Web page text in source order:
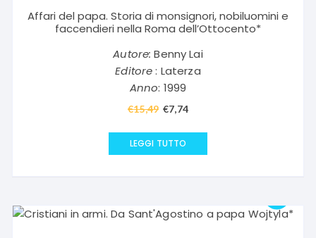
Affari del papa. Storia di monsignori, nobiluomini e
faccendieri nella Roma dell’Ottocento*
Autore: Benny Lai
Editore: Laterza
Anno: 1999
€15,49 Il
originale
€7,74Il
LEGGI TUTTO